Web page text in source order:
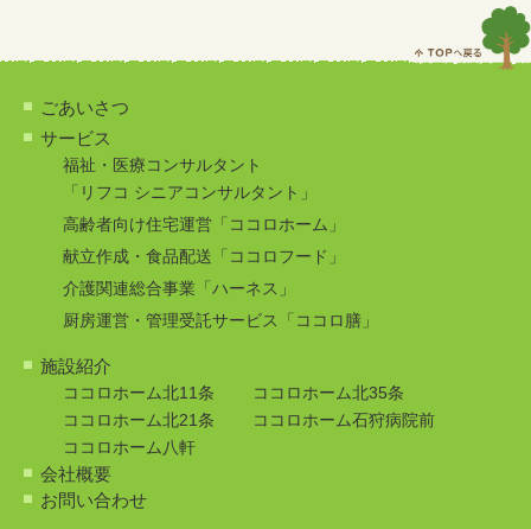
ごあいさつ
サービス
福祉・医療コンサルタント
「リフコ シニアコンサルタント」
高齢者向け住宅運営「ココロホーム」
献立作成・食品配送「ココロフード」
介護関連総合事業「ハーネス」
厨房運営・管理受託サービス「ココロ膳」
施設紹介
ココロホーム北11条
ココロホーム北35条
ココロホーム北21条
ココロホーム石狩病院前
ココロホーム八軒
会社概要
お問い合わせ